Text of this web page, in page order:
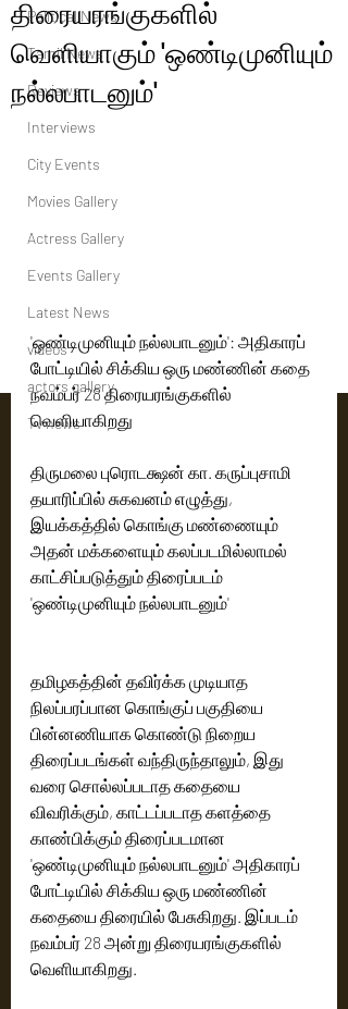
Political News
Tamil News
Reviews
Interviews
City Events
Movies Gallery
Actress Gallery
Events Gallery
Latest News
videos
actors gallery
Tv news
திரையரங்குகளில்
வெளியாகும் 'ஒண்டிமுனியும்
நல்லபாடனும்'
'ஒண்டிமுனியும் நல்லபாடனும்': அதிகாரப்
போட்டியில் சிக்கிய ஒரு மண்ணின் கதை
நவம்பர் 28 திரையரங்குகளில்
வெளியாகிறது
திருமலை புரொடக்ஷன் கா. கருப்புசாமி
தயாரிப்பில் சுகவனம் எழுத்து,
இயக்கத்தில் கொங்கு மண்ணையும்
அதன் மக்களையும் கலப்படமில்லாமல்
காட்சிப்படுத்தும் திரைப்படம்
'ஒண்டிமுனியும் நல்லபாடனும்'
தமிழகத்தின் தவிர்க்க முடியாத
நிலப்பரப்பான கொங்குப் பகுதியை
பின்னணியாக கொண்டு நிறைய
திரைப்படங்கள் வந்திருந்தாலும், இது
வரை சொல்லப்படாத கதையை
விவரிக்கும், காட்டப்படாத களத்தை
காண்பிக்கும் திரைப்படமான‌
'ஒண்டிமுனியும் நல்லபாடனும்' அதிகாரப்
போட்டியில் சிக்கிய ஒரு மண்ணின்
கதையை திரையில் பேசுகிறது. இப்படம்
நவம்பர் 28 அன்று திரையரங்குகளில்
வெளியாகிறது.